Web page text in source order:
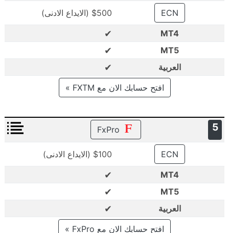
ECN
$500 (الايداع الادنى)
MT4
✔
MT5
✔
العربية ✔
افتح حسابك الان مع FXTM »
5
ECN
$100 (الايداع الادنى)
MT4
✔
MT5
✔
العربية ✔
افتح حسابك الان مع FxPro »